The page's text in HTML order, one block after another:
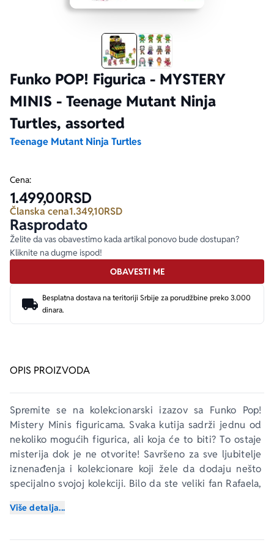
Funko POP! Figurica - MYSTERY
MINIS - Teenage Mutant Ninja
Turtles, assorted
Teenage Mutant Ninja Turtles
OPIS PROIZVODA
Spremite se na kolekcionarski izazov sa Funko Pop!
Mistery Minis figuricama. Svaka kutija sadrži jednu od
nekoliko mogućih figurica, ali koja će to biti? To ostaje
misterija dok je ne otvorite! Savršeno za sve ljubitelje
iznenađenja i kolekcionare koji žele da dodaju nešto
specijalno svojoj kolekciji. Bilo da ste veliki fan Rafaela,
svaka figurica će biti sjajan detalj vaše kolekcije.
NAPOMENA: Sadržaj svake kutije je potpuno
Više detalja...
Cena:
1.499,00RSD
Članska cena1.349,10RSD
Rasprodato
Želite da vas obavestimo kada artikal ponovo bude dostupan?
Kliknite na dugme ispod!
OBAVESTI ME
Besplatna dostava na teritoriji Srbije za porudžbine preko 3.000
dinara.
E-knjige
Autori
Lični razvoj i popularna psihologija
Biografija
Dejan Tiago-Stanković
Milica Jakovljević Mir-Jam
Elif Šafak